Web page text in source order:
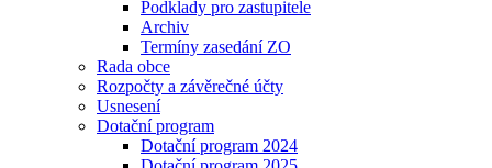
Podklady pro zastupitele
Archiv
Termíny zasedání ZO
Rada obce
Rozpočty a závěrečné účty
Usnesení
Dotační program
Dotační program 2024